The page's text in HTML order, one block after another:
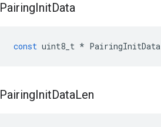
PairingInitData
const uint8_t * PairingInitData
PairingInitDataLen